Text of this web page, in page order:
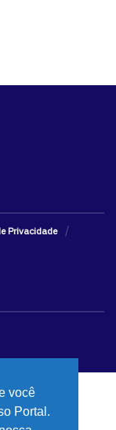
Privacidade
você
Portal.